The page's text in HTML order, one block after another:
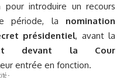
introduire un recours
période, la nomination
présidentiel, avant la
devant la Cour
entrée en fonction.
-